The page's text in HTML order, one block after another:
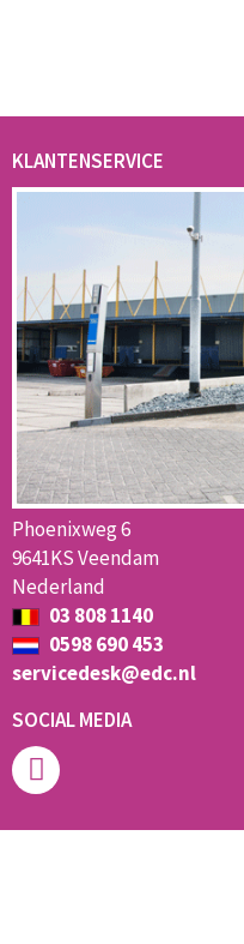
KLANTENSERVICE
Phoenixweg 6
9641KS Veendam
Nederland
03 808 1140
0598 690 453
servicedesk@edc.nl
SOCIAL MEDIA